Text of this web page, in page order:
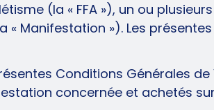
(la « FFA »), un ou
« Manifestation »). Les
Conditions Générales
concernée et achetés